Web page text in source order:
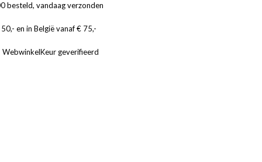
besteld, vandaag verzonden
en in België vanaf € 75,-
WebwinkelKeur geverifieerd